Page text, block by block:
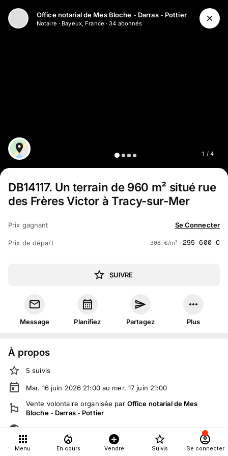
1 / 4
Office notarial de Mes Bloche - Darras - Pottier
Notaire · Bayeux, France ·34 abonnés
DB14117. Un terrain de 960 m² situé rue
des Frères Victor à Tracy-sur-Mer
Prix gagnant Se Connecter
Prix de départ 308 €/m² · 295 600 €
SUIVRE
Message Planifiez Partagez Plus
À propos
5 suivis
Mar. 16 juin 2026 21:00 au mer. 17 juin 21:00
Vente volontaire organisée par Office notarial de Mes
Bloche - Darras - Pottier
Tout le monde peut participer
Menu En cours Vendre Suivis Se connecter